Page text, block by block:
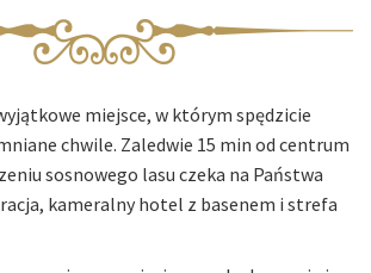
miejsce, w którym spędzicie
chwile. Zaledwie 15 min od centrum
sosnowego lasu czeka na Państwa
kameralny hotel z basenem i strefa